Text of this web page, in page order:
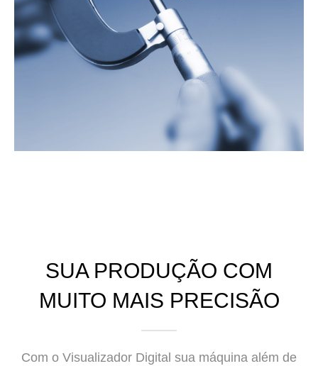
SUA PRODUÇÃO COM
MUITO MAIS PRECISÃO
Com o Visualizador Digital sua máquina além de